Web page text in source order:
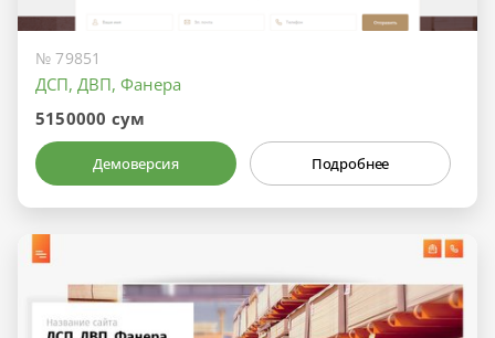
№ 79851
ДСП, ДВП, Фанера
5150000 сум
Демоверсия Подробнее